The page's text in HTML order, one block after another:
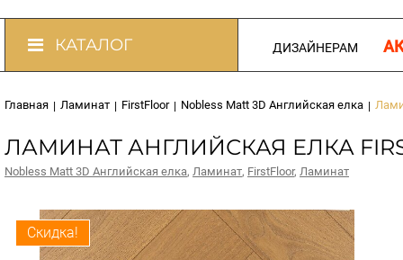
КАТАЛОГ ДИЗАЙНЕРАМ
Главная | Ламинат | FirstFloor | Nobless Matt 3D Английская елка |
ЛАМИНАТ АНГЛИЙСКАЯ ЕЛКА
Nobless Matt 3D Английская елка, Ламинат, FirstFloor, Ламинат
Скидка!